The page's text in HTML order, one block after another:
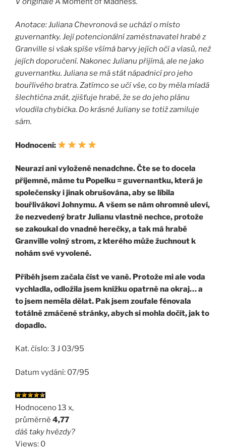
Anotace:Juliana Chevronová se uchází o místo
guvernantky. Její potencionální zaměstnavatel hrabě z
Granville si však spíše všímá barvy jejích očí a vlasů, než
jejích doporučení. Nakonec Julianu přijímá, ale ne jako
guvernantku. Juliana se má stát nápadnicí pro jeho
bouřlivého bratra. Zatímco se učí vše, co by měla mladá
šlechtična znát, zjišťuje hrabě, že se do jeho plánu
vloudila chybička. Do krásné Juliany se totiž zamiluje
sám.
Hodnocení:
Neurazí ani vyloženě nenadchne. Čte se to docela
příjemně, máme tu Popelku = guvernantku, která je
společensky i jinak obrušována, aby se líbila
bouřlivákovi Johnymu. A všem se nám ohromně uleví,
že nezvedený bratr Julianu vlastně nechce, protože
se zakoukal do vnadné herečky, a tak má hrabě
Granville volný strom, z kterého může žuchnout k
nohám své vyvolené.
Příběh jsem začala číst ve vaně. Protože mi ale voda
vychladla, odložila jsem knížku opatrně na okraj… a
to jsem neměla dělat. Pak jsem zoufale fénovala
totálně zmáčené stránky, abych si mohla dočít, jak to
dopadlo.
Kat. číslo: 3 J 03/95
Datum vydání: 07/95
Hodnoceno 13 x,
průměrně 4,77
dáš taky hvězdy?
Views: 0